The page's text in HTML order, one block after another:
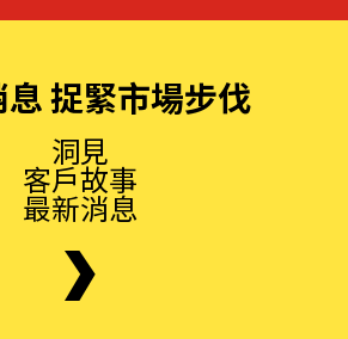
捉緊市場步伐
洞見
客戶故事
最新消息